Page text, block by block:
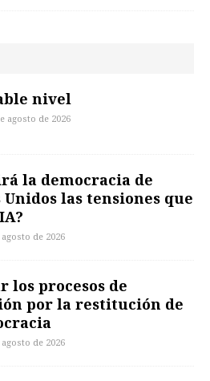
nivel
agosto de 2026
la democracia de
Unidos las tensiones que
de 2026
los procesos de
por la restitución de
de 2026